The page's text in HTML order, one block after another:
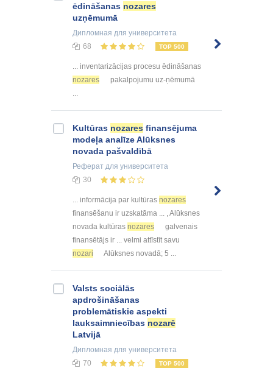
ēdināšanas nozares
uzņēmumā
Дипломная для университета
68
TOP 500
... inventarizācijas procesu ēdināšanas
nozares
pakalpojumu uz-ņēmumā
...
Kultūras nozares finansējuma
modeļa analīze Alūksnes
novada pašvaldībā
Реферат для университета
30
... informācija par kultūras nozares
finansēšanu ir uzskatāma ... , Alūksnes
novada kultūras nozares
galvenais
finansētājs ir ... velmi attīstīt savu
nozari
Alūksnes novadā; 5 ...
Valsts sociālās
apdrošināšanas
problemātiskie aspekti
lauksaimniecības nozarē
Latvijā
Дипломная для университета
70
TOP 500